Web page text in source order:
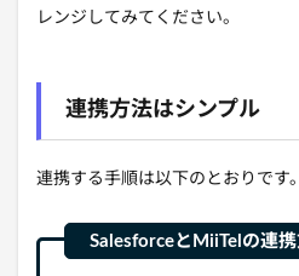
レンジしてみてください。
連携方法はシンプル
連携する手順は以下のとおりです。